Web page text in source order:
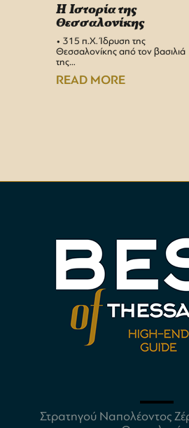
H Iστορία της
Θεσσαλονίκης
• 315 π.Χ. Ίδρυση της
Θεσσαλονίκης από τον βασιλιά
της…
READ MORE
Στρατηγού Ναπολέοντος